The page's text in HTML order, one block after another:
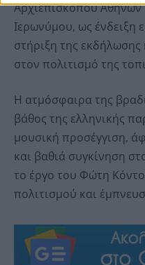
Αρχιεπισκόπου Αθηνών
Ιερωνύμου, ως ένδειξη
στήριξη της
στον πολιτισμό της
Η ατμόσφαιρα της
βάθος της ελληνικής
μουσική προσέγγιση,
και βαθιά συγκίνηση
το έργο του Φώτη
πολιτισμού και